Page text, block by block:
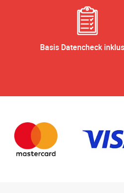
Basis Datencheck